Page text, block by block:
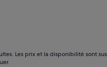
Les prix et la disponibilité sont